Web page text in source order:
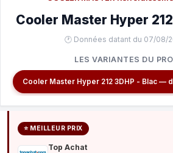
Cooler Master Hyper
🕐 Données datant du 07/08/
LES VARIANTES DU
Cooler Master Hyper 212 3DHP - Blac —
⭐ MEILLEUR PRIX
Top Achat